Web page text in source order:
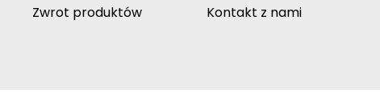
Zwrot produktów
Kontakt z nami